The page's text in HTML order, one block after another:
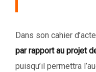
Dans son cahier
par rapport au projet
puisqu’il permettra